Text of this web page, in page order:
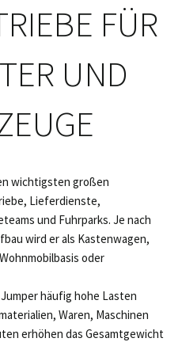
FÜR
UND
wichtigsten großen
Lieferdienste,
und Fuhrparks. Je nach
wird er als Kastenwagen,
oder
häufig hohe Lasten
Waren, Maschinen
erhöhen das Gesamtgewicht